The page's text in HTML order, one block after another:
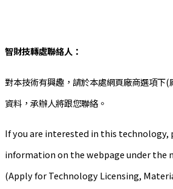
智財技轉處聯絡人：
對本技術有興趣，請於本處網頁廠商選項下
資料，承辦人將跟您聯絡。
If you are interested in this technology,
information on the webpage under the
(Apply for Technology Licensing,